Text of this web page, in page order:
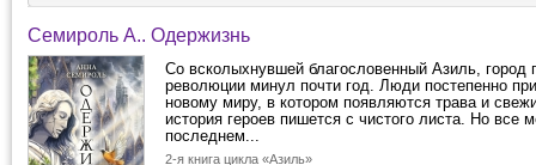
Семироль А.. Одержизнь
Со всколыхнувшей благословенный Азиль, город
революции минул почти год. Люди постепенно
новому миру, в котором появляются трава и
история героев пишется с чистого листа. Но все
последнем...
2-я книга цикла «Азиль»